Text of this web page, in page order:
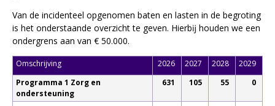
Van de incidenteel opgenomen baten en lasten in de begroting
is het onderstaande overzicht te geven. Hierbĳ houden we een
ondergrens aan van € 50.000.
Omschrijving 2026 2027 2028
2029
Programma 1 Zorg en
ondersteuning
631 105 55 0